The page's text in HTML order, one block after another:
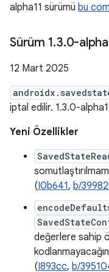
alpha11 sürümü bu
Sürüm 1.3.0-
12 Mart 2025
iptal edilir. 1.3.0-
Yeni Özellikler
(I0b641, b/
değerlere sahip
(I893cc, b/